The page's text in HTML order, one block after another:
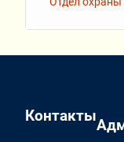
Контакты